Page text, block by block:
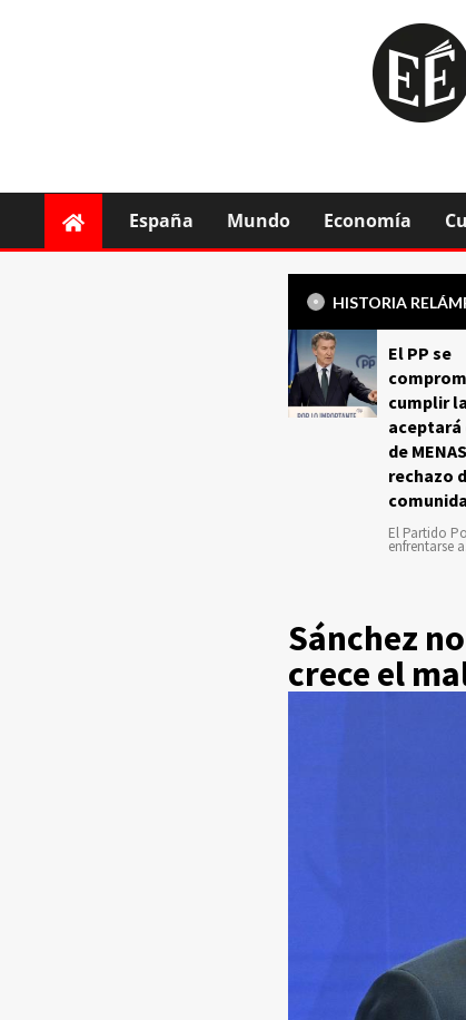
España Mundo Economía
HISTORIA
El PP se
cumplir
de
rechazo
El Partido
enfrentarse
Sánchez
crece el